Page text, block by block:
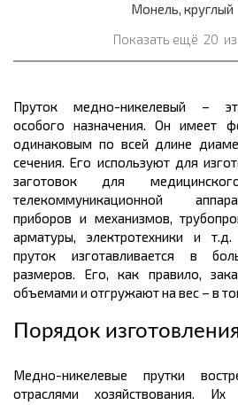
Монель, круглый
Показать ещё 20 из
Пруток медно-никелевый –
особого назначения. Он имеет
одинаковым по всей длине
сечения. Его используют для
заготовок для
телекоммуникационной
приборов и механизмов,
арматуры, электротехники и
пруток изготавливается в
размеров. Его, как правило,
объемами и отгружают на вес – в
Порядок
Медно-никелевые прутки
отраслями хозяйствования. Их